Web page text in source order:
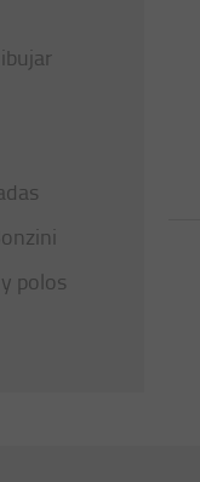
polos